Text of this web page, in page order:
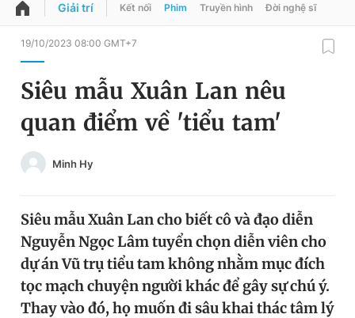
QUẢNG CÁO
Chuyên mục khác
Tin thị trường Tin 360
Video Magazine
Đổi mật khẩu
Tin đã lưu
Tin đã xem
Đăng xuất
Giải trí Kết nối Phim Truyền hình Đời nghệ sĩ
19/10/2023 08:00 GMT+7
Siêu mẫu Xuân Lan nêu
quan điểm về 'tiểu tam'
Minh Hy
Siêu mẫu Xuân Lan cho biết cô và đạo diễn
Nguyễn Ngọc Lâm tuyển chọn diễn viên cho
dự án Vũ trụ tiểu tam không nhằm mục đích
tọc mạch chuyện người khác để gây sự chú ý.
Thay vào đó, họ muốn đi sâu khai thác tâm lý